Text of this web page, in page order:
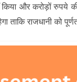
किया और करोड़ों
ताकि राजधानी